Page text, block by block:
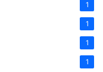
1
1
1
1